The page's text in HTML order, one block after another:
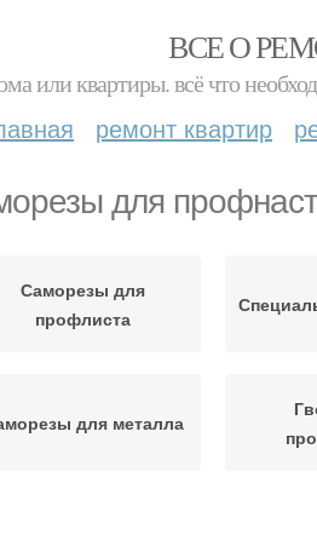
ВСЕ О
или квартиры. всё что
ремонт квартир
для
Саморезы для
профлиста
для металла